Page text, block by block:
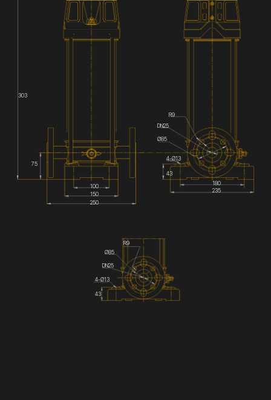
DN25
303
75
100
150
250
180
235
43
4-Ø13
Ø85
R9
DN25
R9
Ø85
4-Ø13
43